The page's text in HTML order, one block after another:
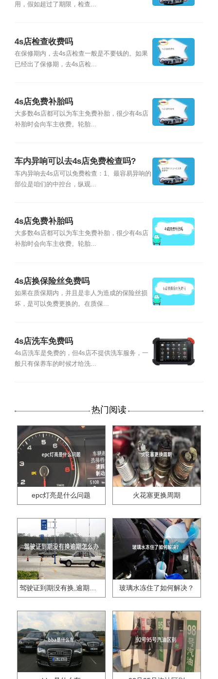
用，假如超过了期限，检查...
4s店检查收费吗
在保修期内，去4s店检查一般是不要钱的。如果
已经出了保修期，去4s店检...
4s店免费补胎吗
大多数4s店都可以为车主免费补胎，很少有4s店
补胎时会向车主收费。轮胎...
车内异响可以去4s店免费检查吗?
车内异响去4s店可以免费检查：1、最容易异响的
部位是咱们的中控台，纵观...
4s店免费补胎吗
大多数4s店都可以为车主免费补胎，很少有4s店
补胎时会向车主收费。轮胎...
4s店换保险丝免费吗
如果在质保期内，并且是非人为造成的保险丝损
坏，是可以免费更换的。在质保...
4s店洗车免费吗
4s店洗车是免费的，但4s店不提供洗车服务，一
般只有保养车的时候才给洗...
热门阅读
epc灯亮是什么问题 火花塞更换周期
驾驶证到期没有换,逾期怎么办?? 玻璃水冻住了如何解决？